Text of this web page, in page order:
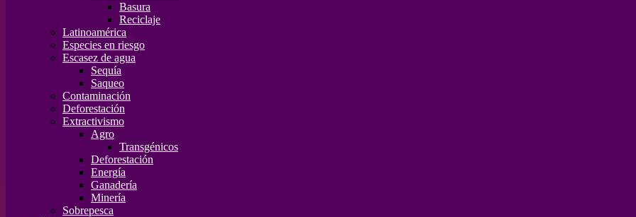
Basura
Reciclaje
Latinoamérica
Especies en riesgo
Escasez de agua
Sequía
Saqueo
Contaminación
Deforestación
Extractivismo
Agro
Transgénicos
Deforestación
Energía
Ganadería
Minería
Sobrepesca